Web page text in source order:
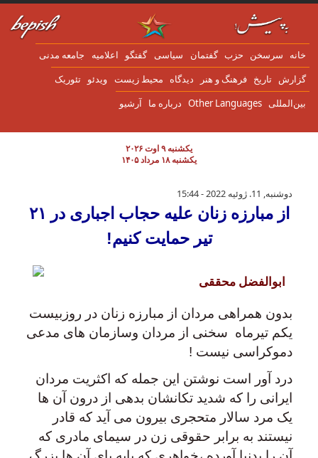
به محتوای اصلی
سرسخن حزب گفتمان سياسی گفتگو اعلاميه جامعه مدنی
تاریخ فرهنگ و هنر دیدگاه محیط زیست ویدئو تئوریک
Other Languages درباره ما آرشیو
یکشنبه ۹ اوت ۲۰۲۶
یکشنبه ۱۸ مرداد ۱۴۰۵
از مبارزە زنان علیە حجاب اجباری در ٢١ تیر حمایت کنیم!
دوشنبه, 11. ژوئیه 2022 - 15:44
از مبارزە زنان علیە حجاب اجباری در ٢١
تیر حمایت کنیم!
ابوالفضل محققی
بدون همراهی مردان از مبارزه زنان در روزبیست
یکم تیرماه سخنی از مردان وسازمان های مدعی
دموکراسی نیست !
درد آور است نوشتن این جمله که اکثریت مردان
ایرانی را که شدید تکانشان بدهی از درون آن ها
یک مرد سالار متحجری بیرون می آید که قادر
نیستند به برابر حقوقی زن در سیمای مادری که